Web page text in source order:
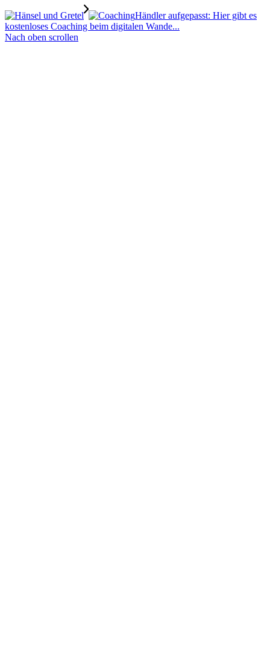
Händler aufgepasst: Hier gibt es
kostenloses Coaching beim digitalen Wande...
Nach oben scrollen